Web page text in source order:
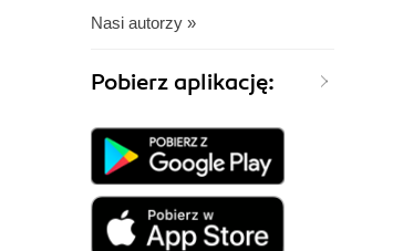
Nasi autorzy »
Pobierz aplikację: